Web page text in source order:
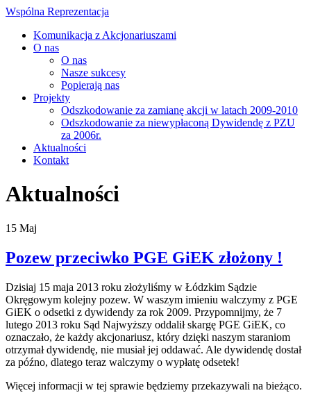
Wspólna Reprezentacja
Komunikacja z Akcjonariuszami
O nas
O nas
Nasze sukcesy
Popierają nas
Projekty
Odszkodowanie za zamianę akcji w latach 2009-2010
Odszkodowanie za niewypłaconą Dywidendę z PZU
za 2006r.
Aktualności
Kontakt
Aktualności
15 Maj
Pozew przeciwko PGE GiEK złożony !
Dzisiaj 15 maja 2013 roku złożyliśmy w Łódzkim Sądzie
Okręgowym kolejny pozew. W waszym imieniu walczymy z PGE
GiEK o odsetki z dywidendy za rok 2009. Przypomnijmy, że 7
lutego 2013 roku Sąd Najwyższy oddalił skargę PGE GiEK, co
oznaczało, że każdy akcjonariusz, który dzięki naszym staraniom
otrzymał dywidendę, nie musiał jej oddawać. Ale dywidendę dostał
za późno, dlatego teraz walczymy o wypłatę odsetek!
Więcej informacji w tej sprawie będziemy przekazywali na bieżąco.